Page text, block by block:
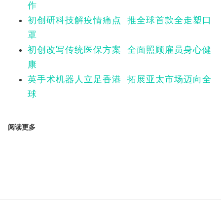
作
初创研科技解疫情痛点 推全球首款全走塑口
罩
初创改写传统医保方案 全面照顾雇员身心健
康
英手术机器人立足香港 拓展亚太市场迈向全
球
阅读更多